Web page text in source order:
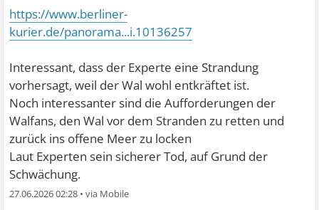
https://www.berliner-
kurier.de/panorama...i.10136257
Interessant, dass der Experte eine Strandung
vorhersagt, weil der Wal wohl entkräftet ist.
Noch interessanter sind die Aufforderungen der
Walfans, den Wal vor dem Stranden zu retten und
zurück ins offene Meer zu locken
Laut Experten sein sicherer Tod, auf Grund der
Schwächung.
27.06.2026 02:28 •